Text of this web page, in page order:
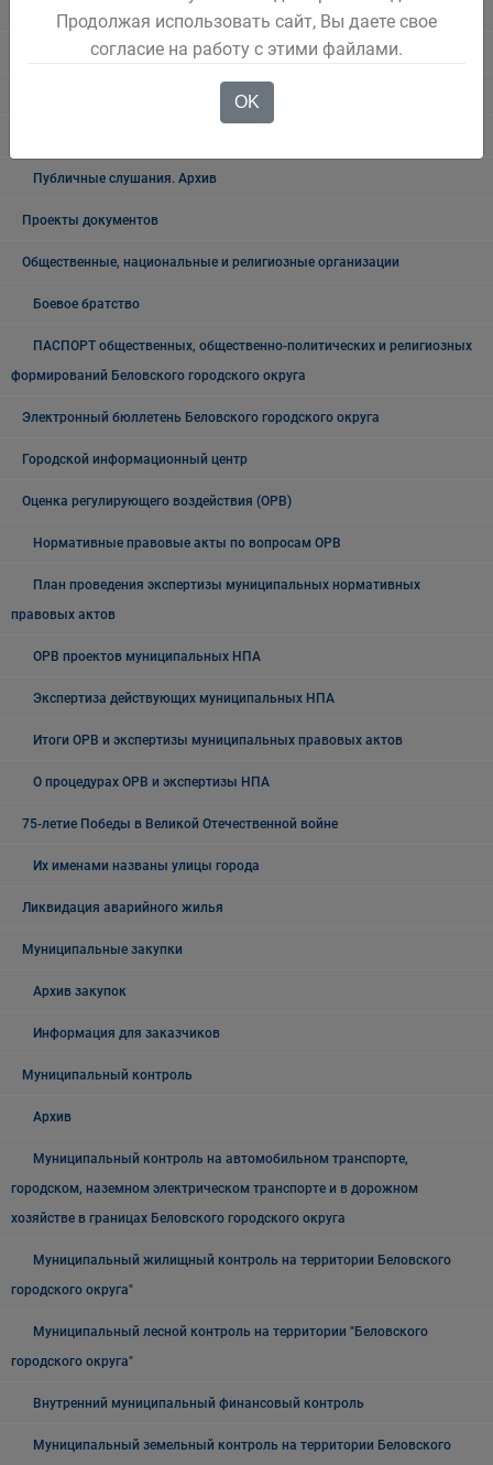
Выступления Главы города
Общественные обсуждения
Общественные обсуждения архив
Публичные слушания. Архив
Проекты документов
Общественные, национальные и религиозные организации
Боевое братство
ПАСПОРТ общественных, общественно-политических и религиозных
формирований Беловского городского округа
Электронный бюллетень Беловского городского округа
Городской информационный центр
Оценка регулирующего воздействия (ОРВ)
Нормативные правовые акты по вопросам ОРВ
План проведения экспертизы муниципальных нормативных
правовых актов
ОРВ проектов муниципальных НПА
Экспертиза действующих муниципальных НПА
Итоги ОРВ и экспертизы муниципальных правовых актов
О процедурах ОРВ и экспертизы НПА
75-летие Победы в Великой Отечественной войне
Их именами названы улицы города
Ликвидация аварийного жилья
Муниципальные закупки
Архив закупок
Информация для заказчиков
Муниципальный контроль
Архив
Муниципальный контроль на автомобильном транспорте,
городском, наземном электрическом транспорте и в дорожном
хозяйстве в границах Беловского городского округа
Муниципальный жилищный контроль на территории Беловского
городского округа"
Муниципальный лесной контроль на территории "Беловского
городского округа"
Внутренний муниципальный финансовый контроль
Муниципальный земельный контроль на территории Беловского
Продолжая использовать сайт, Вы даете свое
согласие на работу с этими файлами.
OK